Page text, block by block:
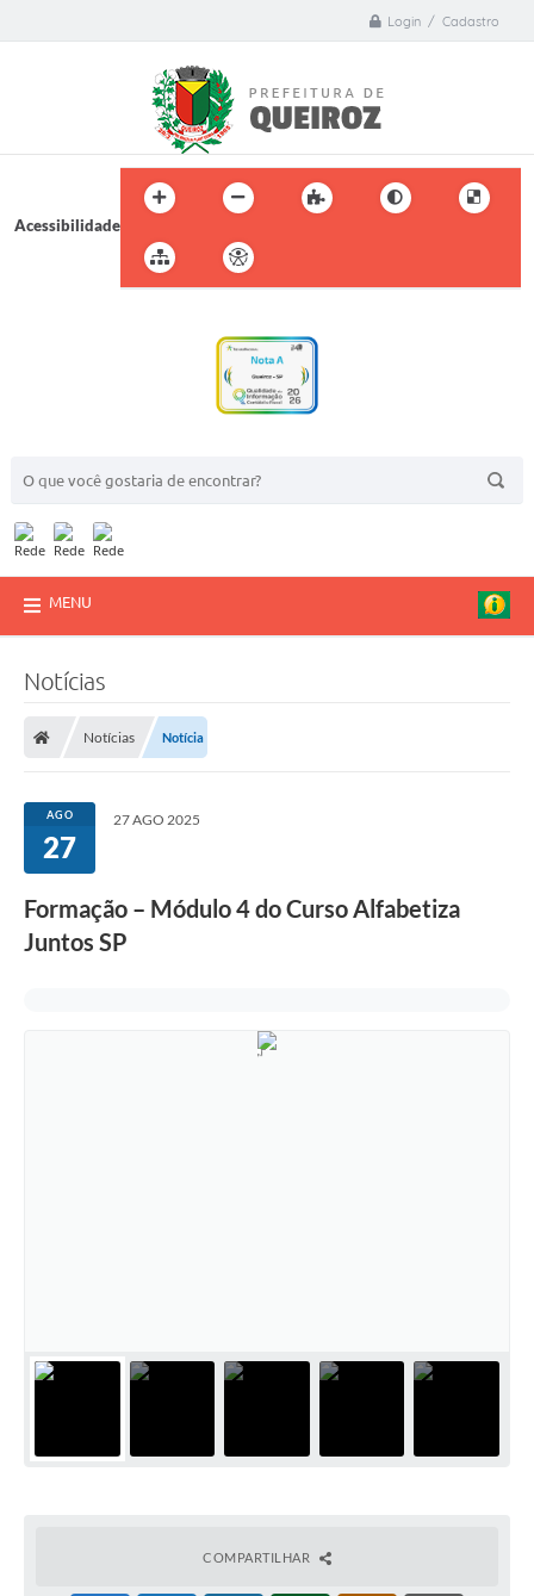
Login / Cadastro
Acessibilidade
MENU
Notícias
Notícias Notícia
AGO
27
27 AGO 2025
Formação – Módulo 4 do Curso Alfabetiza
Juntos SP
COMPARTILHAR